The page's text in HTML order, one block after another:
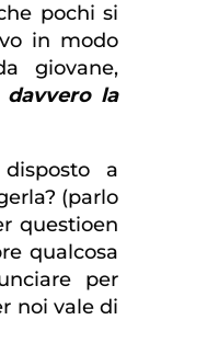
pochi si
in modo
giovane,
la
a
(parlo
questioen
qualcosa
per
noi vale di